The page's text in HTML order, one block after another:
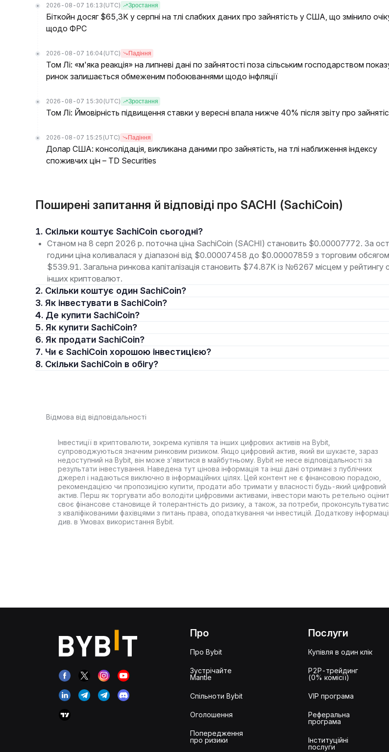
2026-08-07 16:13 (UTC) Зростання
Біткойн досяг $65,3K у серпні на тлі слабких даних про зайнятість у США, що змінило
щодо ФРС
2026-08-07 16:04 (UTC) Падіння
Том Лі: «м'яка реакція» на липневі дані по зайнятості поза сільським господарством
ринок залишається обмеженим побоюваннями щодо інфляції
2026-08-07 15:30 (UTC) Зростання
Том Лі: Ймовірність підвищення ставки у вересні впала нижче 40% після звіту про
2026-08-07 15:25 (UTC) Падіння
Долар США: консолідація, викликана даними про зайнятість, на тлі наближення індексу
споживчих цін – TD Securities
Поширені запитання й відповіді про SACHI (SachiCoin)
1. Скільки коштує SachiCoin сьогодні?
Станом на 8 серп 2026 р. поточна ціна SachiCoin (SACHI) становить $0.00007772. За
години ціна коливалася у діапазоні від $0.00007458 до $0.00007859 з торговим обсягом
$539.91. Загальна ринкова капіталізація становить $74.87K із №6267 місцем у рейтингу
інших криптовалют.
2. Скільки коштує один SachiCoin?
3. Як інвестувати в SachiCoin?
4. Де купити SachiCoin?
5. Як купити SachiCoin?
6. Як продати SachiCoin?
7. Чи є SachiCoin хорошою інвестицією?
8. Скільки SachiCoin в обігу?
Відмова від відповідальності
Інвестиції в криптовалюти, зокрема купівля та інших цифрових активів на Bybit,
супроводжуються значним ринковим ризиком. Якщо цифровий актив, який ви шукаєте, зараз
недоступний на Bybit, він може з’явитися в майбутньому. Bybit не несе відповідальності за
результати інвестування. Наведена тут цінова інформація та інші дані отримані з публічних
джерел і надаються виключно в інформаційних цілях. Цей контент не є фінансовою порадою,
рекомендацією чи пропозицією купити, продати або тримати у власності будь-який цифровий
актив. Перш як торгувати або володіти цифровими активами, інвестори мають ретельно
своє фінансове становище й толерантність до ризику, а також, за потреби,
з кваліфікованими фахівцями з питань права, оподаткування чи інвестицій. Додаткову
див. в Умовах використання Bybit.
Про
Про Bybit
Зустрічайте
Mantle
Спільноти Bybit
Оголошення
Попередження
про ризики
Послуги
Купівля в один клік
P2P-трейдинг
(0% комісії)
VIP програма
Реферальна
програма
Інституційні
послуги